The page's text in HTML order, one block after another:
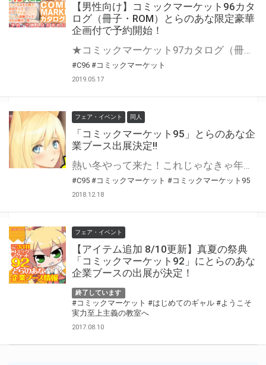
【男性向け】コミックマーケット96カタ
ログ（冊子・ROM）とらのあな限定豪華
企画付で予約開始！
★コミックマーケット97カタログ（冊子・ROM）・リストバンド予約開始！★ 今年もやってきました！夏の祭典コミックマーケット96が8月に開催！ とらのあなでは、恒例のカタログ特典として、今回も豪華作家陣によるイラストを収録したフルカラーイラスト集を特典としてご用意しています！ イラスト集以外にも豪華特典＆企画をご用意!! 是非とらのあなでカタログをGETしよう！ 女性向けはこちら
#C96 #コミックマーケット
2019.05.17
フェア・イベント 同人
「コミックマーケット95」とらのあな企
業ブース出展決定!!
熱い冬やって来た！これじゃなきゃ年は越せない！ 恒例の最大イベント「コミックマーケット95」に今年も虎の穴は企業ブースの出展が決定！ とらのあなでしか手に入れられない商品を多数取り揃えて皆様をお待ちしています！ 最新情報は続々更新予定！ 是非とらのあなブースにお立ち寄りください！
#C95 #コミックマーケット #コミックマーケット95
2018.12.18
フェア・イベント
【アイテム追加 8/10更新】真夏の祭典
「コミックマーケット92」にとらのあな
企業ブースの出展が決定！
終了しています
#コミックマーケット #はじめてのギャル #ようこそ
実力至上主義の教室へ
2017.08.10